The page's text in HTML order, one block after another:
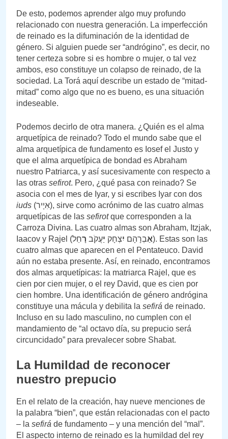
De esto, podemos aprender algo muy profundo
relacionado con nuestra generación. La imperfección
de reinado es la difuminación de la identidad de
género. Si alguien puede ser “andrógino”, es decir, no
tener certeza sobre si es hombre o mujer, o tal vez
ambos, eso constituye un colapso de reinado, de la
sociedad. La Torá aquí describe un estado de “mitad-
mitad” como algo que no es bueno, es una situación
indeseable.
Podemos decirlo de otra manera. ¿Quién es el alma
arquetípica de reinado? Todo el mundo sabe que el
alma arquetípica de fundamento es Iosef el Justo y
que el alma arquetípica de bondad es Abraham
nuestro Patriarca, y así sucesivamente con respecto a
las otras sefirot. Pero, ¿qué pasa con reinado? Se
asocia con el mes de Iyar, y si escribes Iyar con dos
iuds (אִיָיר), sirve como acrónimo de las cuatro almas
arquetípicas de las sefirotque corresponden a la
Carroza Divina. Las cuatro almas son Abraham, Itzjak,
Iaacov y Rajel (
אַבְרָהָם יִצְחָק יַעֲקֹב רָחֵל). Estas son las
cuatro almas que aparecen en el Pentateuco. David
aún no estaba presente. Así, en reinado, encontramos
dos almas arquetípicas: la matriarca Rajel, que es
cien por cien mujer, o el rey David, que es cien por
cien hombre. Una identificación de género andrógina
constituye una mácula y debilita la sefirá de reinado.
Incluso en su lado masculino, no cumplen con el
mandamiento de “al octavo día, su prepucio será
circuncidado” para prevalecer sobre Shabat.
La Humildad de reconocer
nuestro prepucio
En el relato de la creación, hay nueve menciones de
la palabra “bien”, que están relacionadas con el pacto
– la sefirá de fundamento – y una mención del “mal”.
El aspecto interno de reinado es la humildad del rey